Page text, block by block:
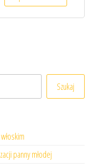
Szukaj
panny młodej